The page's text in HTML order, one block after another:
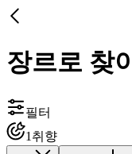
장르로 찾
필터
1 취향